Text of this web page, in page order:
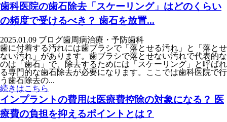
歯科医院の歯石除去「スケーリング」はどのくらい
の頻度で受けるべき？ 歯石を放置...
2025.01.09 ブログ歯周病治療・予防歯科
歯に付着する汚れには歯ブラシで「落とせる汚れ」と「落とせ
ない汚れ」があります。歯ブラシで落とせない汚れで代表的な
のは「歯石」で、除去するためには「スケーリング」と呼ばれ
る専門的な歯石除去が必要になります。ここでは歯科医院で行
う歯石除去の...
続きはこちら
インプラントの費用は医療費控除の対象になる？ 医
療費の負担を抑えるポイントとは？